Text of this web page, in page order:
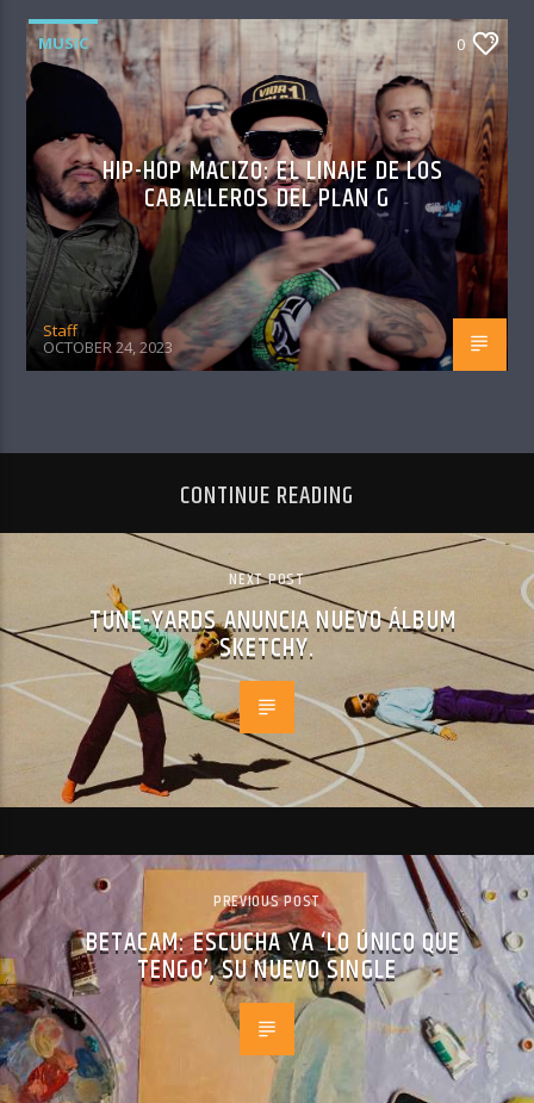
MUSIC 0
HIP-HOP MACIZO: EL LINAJE DE LOS
CABALLEROS DEL PLAN G
Staff
OCTOBER 24, 2023
CONTINUE READING
NEXT POST
TUNE-YARDS ANUNCIA NUEVO ÁLBUM
SKETCHY.
PREVIOUS POST
BETACAM: ESCUCHA YA ‘LO ÚNICO QUE
TENGO’, SU NUEVO SINGLE